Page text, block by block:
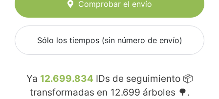
Comprobar el envío
Sólo los tiempos (sin número de envío)
Ya 12.699.834 IDs de seguimiento 📦
transformadas en 12.699 árboles 🌳.